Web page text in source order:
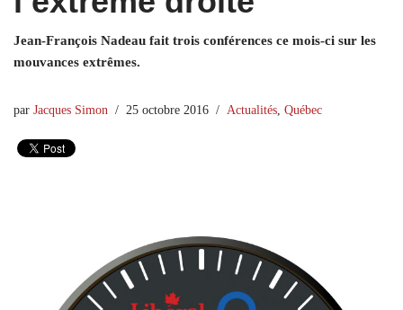
Jean-François Nadeau fait trois conférences ce mois-ci sur les
mouvances extrêmes.
par Jacques Simon 25 octobre 2016 Actualités Québec